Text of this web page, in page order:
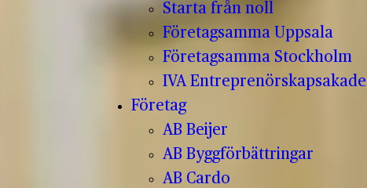
Starta från noll
Företagsamma Uppsala
Företagsamma Stockholm
IVA
Företag
AB Beijer
AB Byggförbättringar
AB Cardo